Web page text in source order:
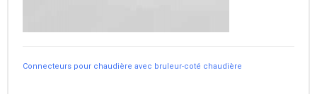
Connecteurs pour chaudière avec bruleur-coté chaudière